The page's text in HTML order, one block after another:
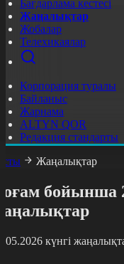
Бағдарлама кестесі
Жаңалықтар
Жобалар
Телехикаялар
Корпорация туралы
Байланыс
Жарнама
ALTYN QOR
Редакция стандарты
Жаңалықтар
бойынша
күнгі